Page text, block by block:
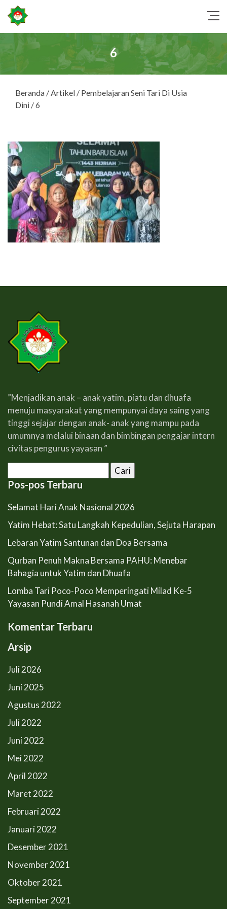
6
Beranda /Artikel / Pembelajaran Seni Tari Di Usia
Dini / 6
”Menjadikan anak – anak yatim, piatu dan dhuafa
menuju masyarakat yang mempunyai daya saing yang
tinggi sejajar dengan anak- anak yang mampu pada
umumnya melalui binaan dan bimbingan pengajar intern
civitas pengurus yayasan ”
untuk:
Pos-pos Terbaru
Selamat Hari Anak Nasional 2026
Yatim Hebat: Satu Langkah Kepedulian, Sejuta Harapan
Lebaran Yatim Santunan dan Doa Bersama
Qurban Penuh Makna Bersama PAHU: Menebar
Bahagia untuk Yatim dan Dhuafa
Lomba Tari Poco-Poco Memperingati Milad Ke-5
Yayasan Pundi Amal Hasanah Umat
Komentar Terbaru
Arsip
Juli 2026
Juni 2025
Agustus 2022
Juli 2022
Juni 2022
Mei 2022
April 2022
Maret 2022
Februari 2022
Januari 2022
Desember 2021
November 2021
Oktober 2021
September 2021